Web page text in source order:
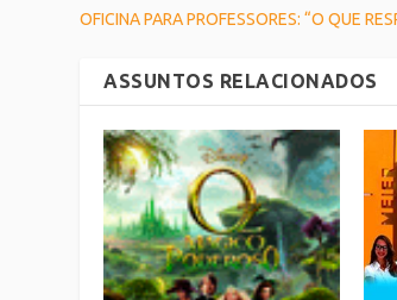
OFICINA PARA PROFESSORES: “O QUE
ASSUNTOS RELACIONADOS